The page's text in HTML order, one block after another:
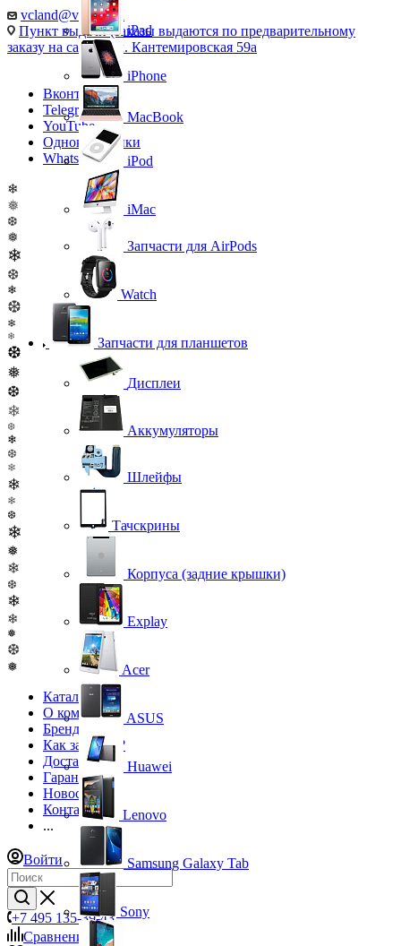
vcland@vcland.ru
Пункт выдачи (заказы выдаются по предварительному
заказу на сайте), ул. Кантемировская 59а
Вконтакте
Telegram
YouTube
Одноклассники
WhatsApp
❄
❅
❆
❅
❄
❆
❄
❆
❄
❄
❆
❅
❆
❄
❆
❄
❆
❄
❄
❄
❆
❄
❅
❄
❆
❄
❄
❅
❆
❅
Каталог
О компании
Бренды
Как заказать?
Доставка
Гарантия
Новости
Контакты
...
Войти
+7 495 135-39-43
Сравнение
0
iPad
iPhone
MacBook
iPod
iMac
Запчасти для AirPods
Watch
Запчасти для планшетов
Дисплеи
Аккумуляторы
Шлейфы
Тачскрины
Корпуса (задние крышки)
Explay
Acer
ASUS
Huawei
Lenovo
Samsung Galaxy Tab
Sony